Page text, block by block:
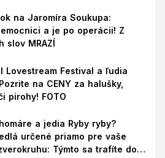
na Jaromíra Soukupa:
a je po operácii! Z
slov MRAZÍ
Lovestream Festival a ľudia
na CENY za halušky,
pirohy! FOTO
a jedia Ryby ryby?
určené priamo pre vaše
Týmto sa trafíte do